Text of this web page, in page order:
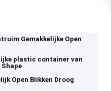
Gemakkelijke Open
plastic container van
Shape
Open Blikken Droog